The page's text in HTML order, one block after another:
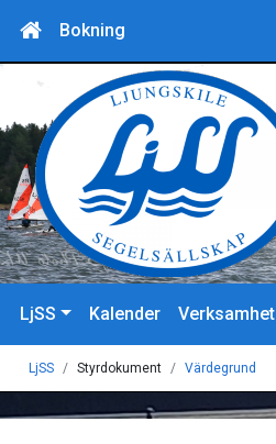
Bokning
LjSS Kalender Verksamhet
LjSS Styrdokument Värdegrund